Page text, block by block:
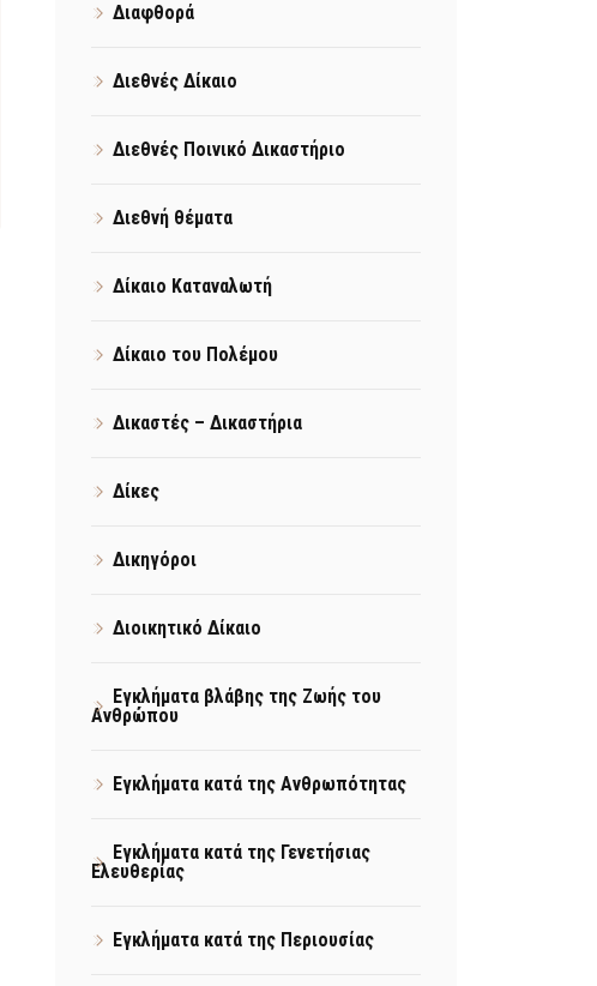
Διαφθορά
Διεθνές Δίκαιο
Διεθνές Ποινικό Δικαστήριο
Διεθνή θέματα
Δίκαιο Καταναλωτή
Δίκαιο του Πολέμου
Δικαστές – Δικαστήρια
Δίκες
Δικηγόροι
Διοικητικό Δίκαιο
Εγκλήματα βλάβης της Ζωής του
Ανθρώπου
Εγκλήματα κατά της Ανθρωπότητας
Εγκλήματα κατά της Γενετήσιας
Ελευθερίας
Εγκλήματα κατά της Περιουσίας